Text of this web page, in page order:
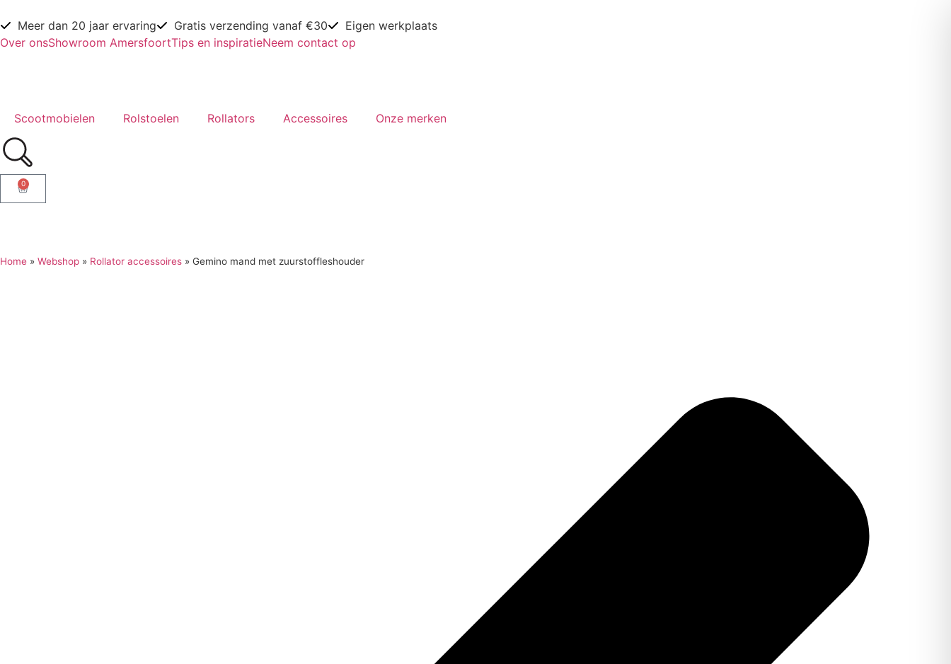
Meer dan 20 jaar ervaring Gratis verzending vanaf €30
Eigen werkplaats
Over onsShowroom AmersfoortTips en inspiratieNeem contact op
Scootmobielen Rolstoelen Rollators Accessoires Onze merken
0
Home » Webshop » Rollator accessoires » Gemino mand met zuurstoffleshouder